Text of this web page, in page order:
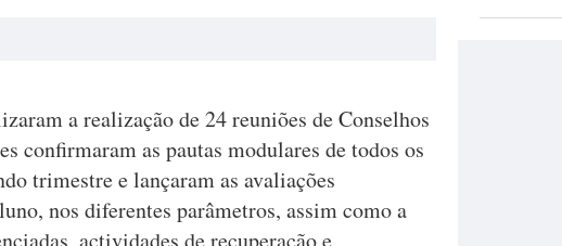
a realização de 24 reuniões de Conselhos
confirmaram as pautas modulares de todos os
trimestre e lançaram as avaliações
nos diferentes parâmetros, assim como a